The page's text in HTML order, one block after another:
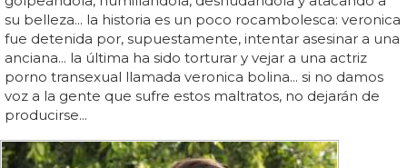
su belleza... la historia es un poco rocambolesca: veronica
fue detenida por, supuestamente, intentar asesinar a una
anciana... la última ha sido torturar y vejar a una actriz
porno transexual llamada veronica bolina... si no damos
voz a la gente que sufre estos maltratos, no dejarán de
producirse...